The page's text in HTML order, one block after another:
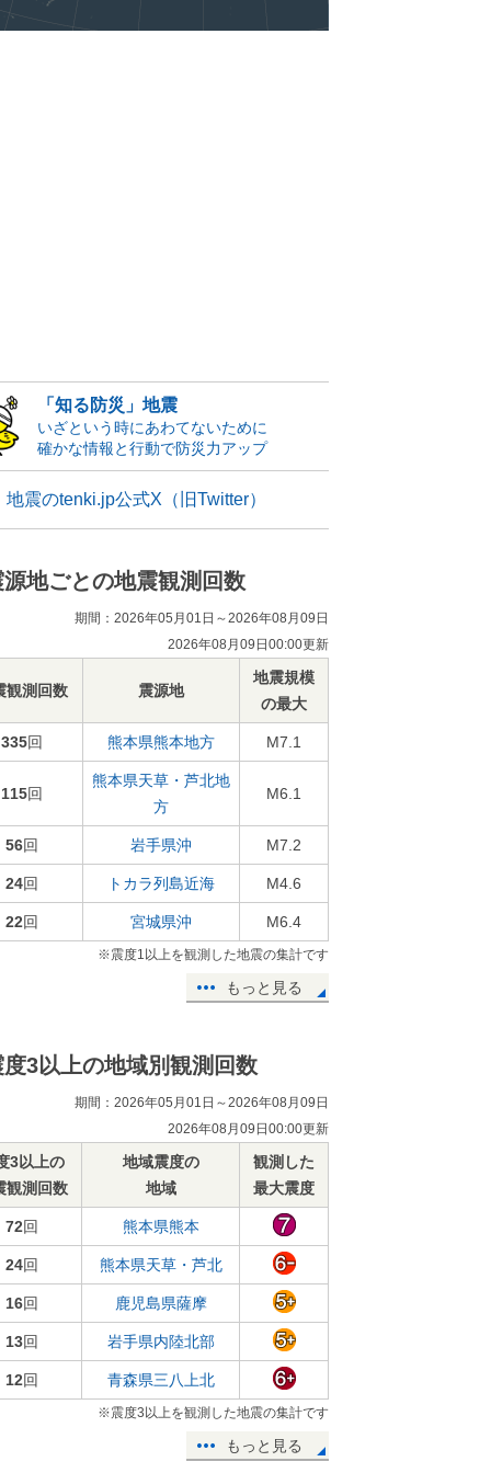
「知る防災」地震
いざという時にあわてないために
確かな情報と行動で防災力アップ
地震のtenki.jp公式X（旧Twitter）
源地ごとの地震観測回数
期間：2026年05月01日～2026年08月09日
2026年08月09日00:00更新
観測回数 震源地
地震規模
の最大
335回 熊本県熊本地方 M7.1
115回
熊本県天草・芦北地
方
M6.1
56回 岩手県沖 M7.2
24回 トカラ列島近海 M4.6
22回 宮城県沖 M6.4
※震度1以上を観測した地震の集計です
もっと見る
度3以上の地域別観測回数
期間：2026年05月01日～2026年08月09日
2026年08月09日00:00更新
3以上の
観測回数
地域震度の
地域
観測した
最大震度
72回 熊本県熊本
24回 熊本県天草・芦北
16回 鹿児島県薩摩
13回 岩手県内陸北部
12回 青森県三八上北
※震度3以上を観測した地震の集計です
もっと見る